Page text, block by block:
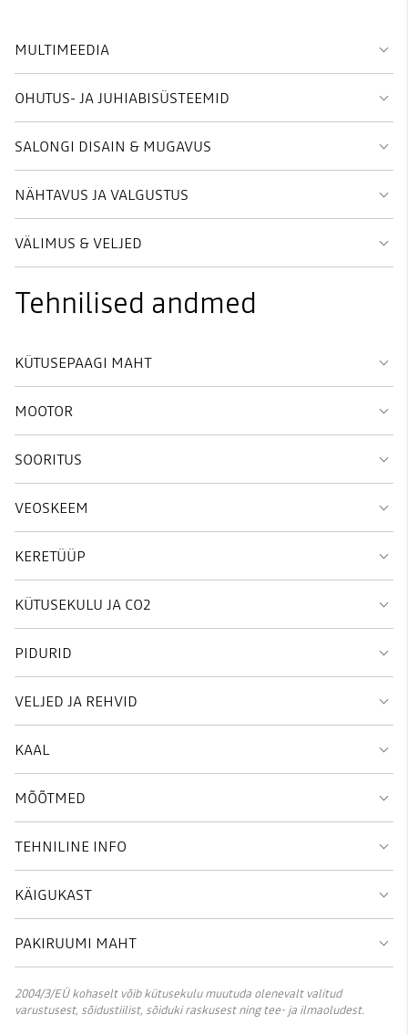
MULTIMEEDIA
OHUTUS- JA JUHIABISÜSTEEMID
SALONGI DISAIN & MUGAVUS
NÄHTAVUS JA VALGUSTUS
VÄLIMUS & VELJED
Tehnilised andmed
KÜTUSEPAAGI MAHT
MOOTOR
SOORITUS
VEOSKEEM
KERETÜÜP
KÜTUSEKULU JA CO2
PIDURID
VELJED JA REHVID
KAAL
MÕÕTMED
TEHNILINE INFO
KÄIGUKAST
PAKIRUUMI MAHT
2004/3/EÜ kohaselt võib kütusekulu muutuda olenevalt valitud
varustusest, sõidustiilist, sõiduki raskusest ning tee- ja ilmaoludest.